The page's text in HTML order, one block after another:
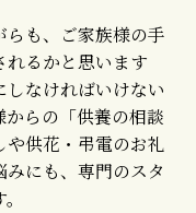
らも、ご家族様の手
るかと思います
なければいけない
らの「供養の相談
供花・弔電のお礼
にも、専門のスタ